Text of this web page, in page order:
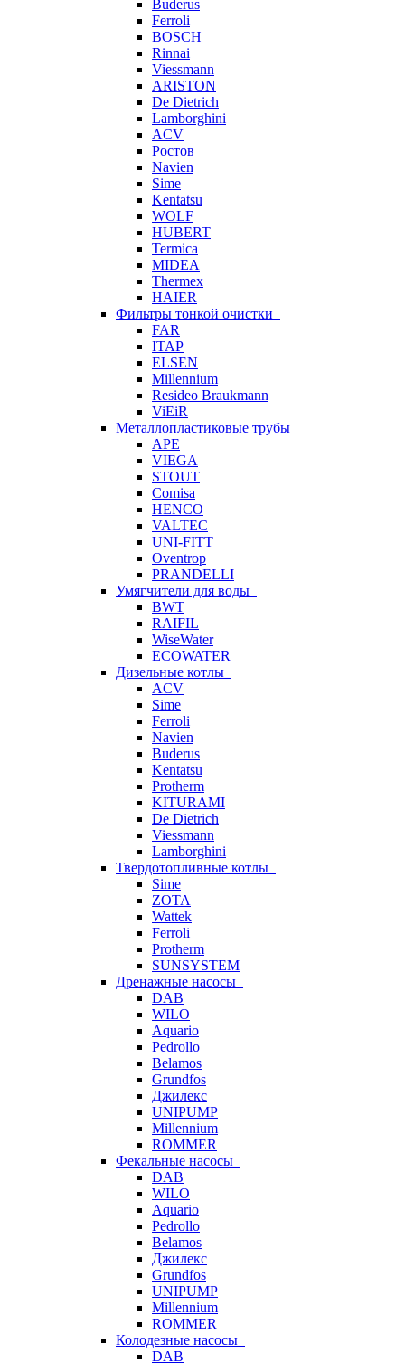
Buderus
Ferroli
BOSCH
Rinnai
Viessmann
ARISTON
De Dietrich
Lamborghini
ACV
Ростов
Navien
Sime
Kentatsu
WOLF
HUBERT
Termica
MIDEA
Thermex
HAIER
Фильтры тонкой очистки
FAR
ITAP
ELSEN
Millennium
Resideo Braukmann
ViEiR
Металлопластиковые трубы
APE
VIEGA
STOUT
Comisa
HENCO
VALTEC
UNI-FITT
Oventrop
PRANDELLI
Умягчители для воды
BWT
RAIFIL
WiseWater
ECOWATER
Дизельные котлы
ACV
Sime
Ferroli
Navien
Buderus
Kentatsu
Protherm
KITURAMI
De Dietrich
Viessmann
Lamborghini
Твердотопливные котлы
Sime
ZOTA
Wattek
Ferroli
Protherm
SUNSYSTEM
Дренажные насосы
DAB
WILO
Aquario
Pedrollo
Belamos
Grundfos
Джилекс
UNIPUMP
Millennium
ROMMER
Фекальные насосы
DAB
WILO
Aquario
Pedrollo
Belamos
Джилекс
Grundfos
UNIPUMP
Millennium
ROMMER
Колодезные насосы
DAB